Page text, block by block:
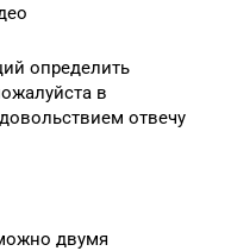
определить
в
отвечу
двумя